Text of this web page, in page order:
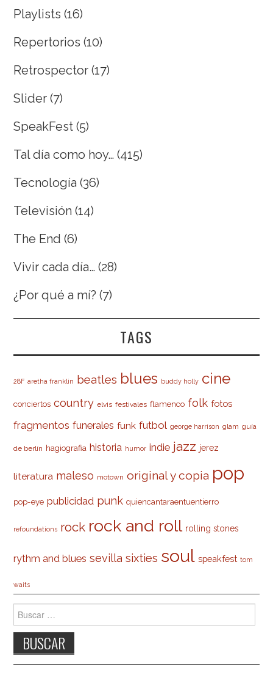
Playlists (16)
Repertorios (10)
Retrospector (17)
Slider (7)
SpeakFest (5)
Tal día como hoy… (415)
Tecnología (36)
Televisión (14)
The End (6)
Vivir cada día… (28)
¿Por qué a mí? (7)
TAGS
28F aretha franklin beatles blues buddy holly cine
conciertos country elvis festivales flamenco folk fotos
fragmentos funerales funk futbol george harrison glam guía
de berlín hagiografia historia humor indie jazz jerez
literatura maleso motown original y copia pop
pop-eye publicidad punk quiencantaraentuentierro
refoundations rock rock and roll rolling stones
rythm and blues sevilla sixties soul speakfest tom
waits
Buscar: